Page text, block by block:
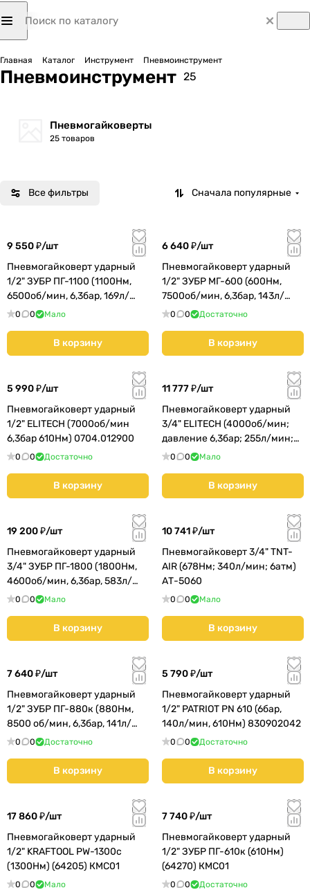
Главная Каталог Инструмент Пневмоинструмент
Пневмоинструмент 25
Пневмогайковерты
25 товаров
Все фильтры Сначала популярные
9 550 ₽/шт
Пневмогайковерт ударный
1/2" ЗУБР ПГ-1100 (1100Нм,
6500об/мин, 6,3бар, 169л/
мин) (64240) КМС01
0 0 Мало
В корзину
6 640 ₽/шт
Пневмогайковерт ударный
1/2" ЗУБР МГ-600 (600Нм,
7500об/мин, 6,3бар, 143л/
мин) (64280) КМС01
0 0 Достаточно
В корзину
5 990 ₽/шт
Пневмогайковерт ударный
1/2" ELITECH (7000об/мин
6,3бар 610Нм) 0704.012900
0 0 Достаточно
В корзину
11 777 ₽/шт
Пневмогайковерт ударный
3/4" ELITECH (4000об/мин;
давление 6,3бар; 255л/мин;
1600Нм) (0704.014000)
0 0 Мало
В корзину
19 200 ₽/шт
Пневмогайковерт ударный
3/4" ЗУБР ПГ-1800 (1800Нм,
4600об/мин, 6,3бар, 583л/
мин, 7кг) (64230) КМС01
0 0 Мало
В корзину
10 741 ₽/шт
Пневмогайковерт 3/4" TNT-
AIR (678Нм; 340л/мин; 6атм)
АТ-5060
0 0 Мало
В корзину
7 640 ₽/шт
Пневмогайковерт ударный
1/2" ЗУБР ПГ-880к (880Нм,
8500 об/мин, 6,3бар, 141л/
мин) (64250) КМС01
0 0 Достаточно
В корзину
5 790 ₽/шт
Пневмогайковерт ударный
1/2" PATRIOT PN 610 (6бар,
140л/мин, 610Нм) 830902042
0 0 Достаточно
В корзину
17 860 ₽/шт
Пневмогайковерт ударный
1/2" KRAFTOOL PW-1300c
(1300Hм) (64205) КМС01
0 0 Мало
7 740 ₽/шт
Пневмогайковерт ударный
1/2" ЗУБР ПГ-610к (610Нм)
(64270) КМС01
0 0 Достаточно